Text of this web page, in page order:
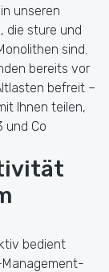
unseren
die sture und
sind.
bereits vor
befreit –
Ihnen teilen,
und Co
bedient